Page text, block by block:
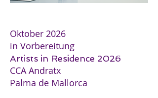
Oktober 2026
in Vorbereitung
Artists in Residence 2026
CCA Andratx
Palma de Mallorca